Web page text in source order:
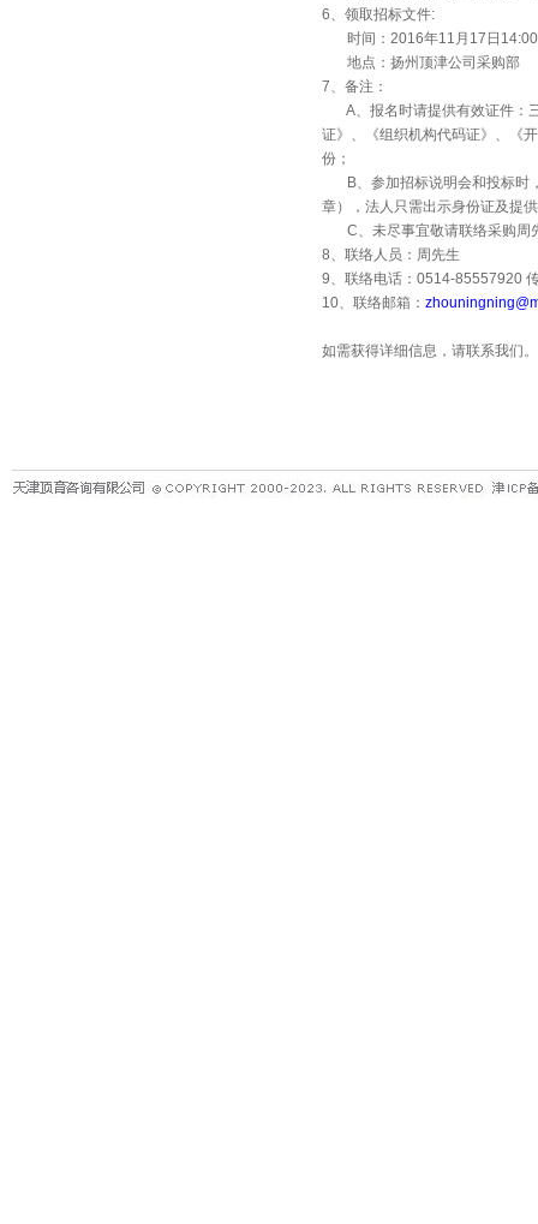
6、领取招标文件:
时间： 2016年11 月 17 日 14:00
地点：扬州顶津公司采购部
7、备注：
A、报名时请提供有效证件：
证》、《组织机构代码证》、《
份；
B、参加招标说明会和投标时
章），法人只需出示身份证及提
C、未尽事宜敬请联络采购周
8、联络人员：周先生
9、联络电话： 0514-85557920
10、联络邮箱：
如需获得详细信息，请联系我们。